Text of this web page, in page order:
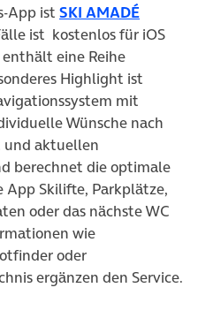
App ist SKI AMADÉ
ist kostenlos für iOS
eine Reihe
Highlight ist
mit
Wünsche nach
und aktuellen
berechnet die optimale
Skilifte, Parkplätze,
oder das nächste WC
wie
oder
ergänzen den Service.